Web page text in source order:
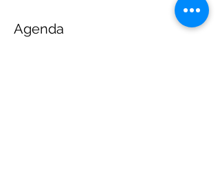
Agenda